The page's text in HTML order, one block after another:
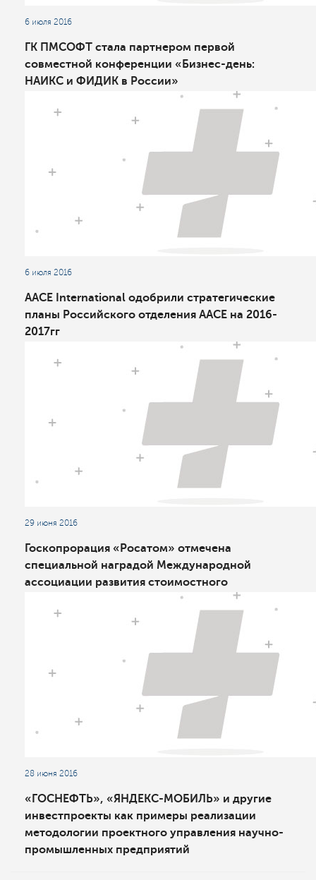
6 июля 2016
ГК ПМСОФТ стала партнером первой
совместной конференции «Бизнес-день:
НАИКС и ФИДИК в России»
6 июля 2016
AACE International одобрили стратегические
планы Российского отделения AACE на 2016-
2017гг
29 июня 2016
Госкопрорация «Росатом» отмечена
специальной наградой Международной
ассоциации развития стоимостного
28 июня 2016
«ГОСНЕФТЬ», «ЯНДЕКС-МОБИЛЬ» и другие
инвестпроекты как примеры реализации
методологии проектного управления научно-
промышленных предприятий